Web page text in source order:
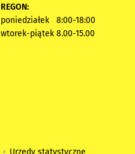
REGON:
poniedziałek 8:00-18:00
wtorek-piątek 8.00-15.00
Urzędy statystyczne